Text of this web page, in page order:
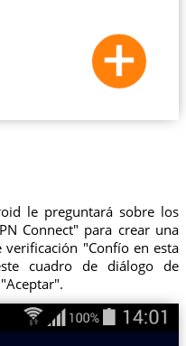
le preguntará sobre los
Connect" para crear una
verificación "Confío en esta
cuadro de diálogo de